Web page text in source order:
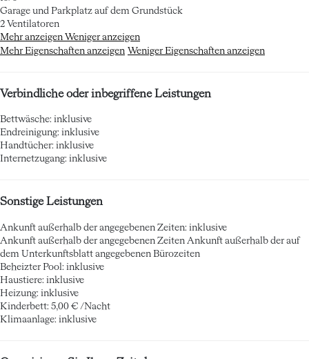
Garage und Parkplatz auf dem Grundstück
2 Ventilatoren
Mehr anzeigen Weniger anzeigen
Mehr Eigenschaften anzeigen Weniger Eigenschaften anzeigen
Verbindliche oder inbegriffene Leistungen
Bettwäsche: inklusive
Endreinigung: inklusive
Handtücher: inklusive
Internetzugang: inklusive
Sonstige Leistungen
Ankunft außerhalb der angegebenen Zeiten: inklusive
Ankunft außerhalb der angegebenen Zeiten Ankunft außerhalb der auf
dem Unterkunftsblatt angegebenen Bürozeiten
Beheizter Pool: inklusive
Haustiere: inklusive
Heizung: inklusive
Kinderbett: 5,00 € /Nacht
Klimaanlage: inklusive